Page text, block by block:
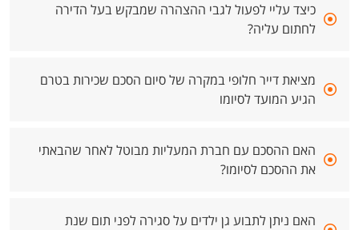
כיצד עליי לפעול לגבי ההצהרה שמבקש בעל הדירה
לחתום עליה?
מציאת דייר חלופי במקרה של סיום הסכם שכירות בטרם
הגיע המועד לסיומו
האם ההסכם עם חברת המעליות מבוטל לאחר שהבאתי
את ההסכם לסיומו?
האם ניתן לתבוע גן ילדים על סגירה לפני תום שנת